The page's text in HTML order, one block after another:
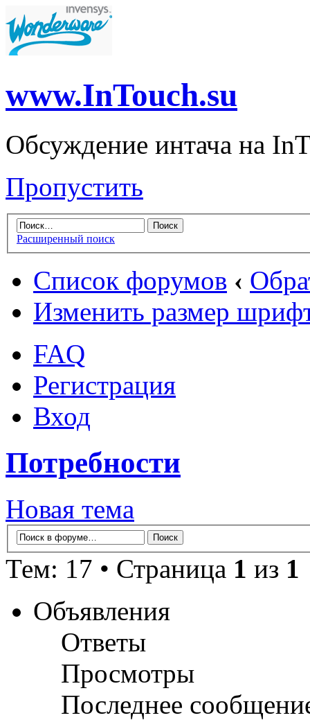
www.InTouch.su
Обсуждение интача на
Пропустить
Расширенный поиск
Список форумов ‹
Изменить размер
FAQ
Регистрация
Вход
Потребности
Новая тема
Тем: 17 • Страница 1 из 1
Объявления
Ответы
Просмотры
Последнее